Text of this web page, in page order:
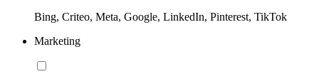
Bing, Criteo, Meta, Google, LinkedIn, Pinterest, TikTok
Marketing